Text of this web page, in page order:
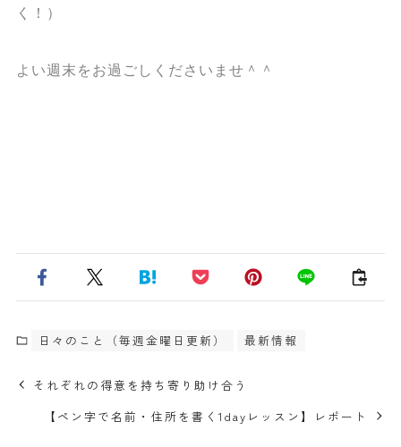
く！）
よい週末をお過ごしくださいませ＾＾
日々のこと（毎週金曜日更新） 最新情報
それぞれの得意を持ち寄り助け合う
【ペン字で名前・住所を書く1dayレッスン】レポート